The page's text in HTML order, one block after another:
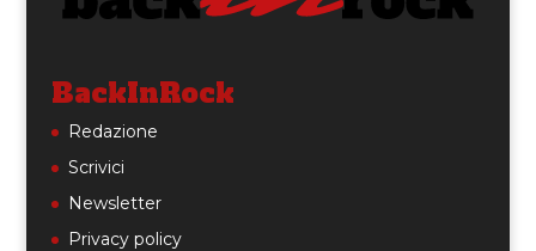
BackInRock
Redazione
Scrivici
Newsletter
Privacy policy